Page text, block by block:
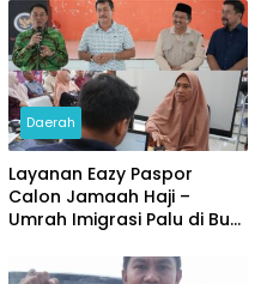
Daerah
Layanan Eazy Paspor
Calon Jamaah Haji –
Umrah Imigrasi Palu di Buol